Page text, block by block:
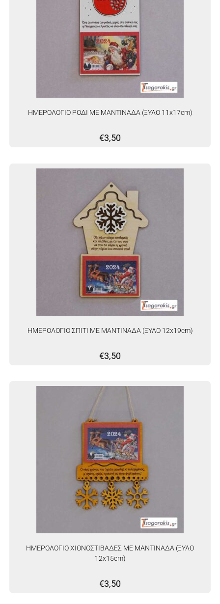
ΗΜΕΡΟΛΟΓΙΟ ΡΟΔΙ ΜΕ ΜΑΝΤΙΝΑΔΑ (ΞΥΛΟ 11x17cm)
€3,50
ΗΜΕΡΟΛΟΓΙΟ ΣΠΙΤΙ ΜΕ ΜΑΝΤΙΝΑΔΑ (ΞΥΛΟ 12x19cm)
€3,50
ΗΜΕΡΟΛΟΓΙΟ ΧΙΟΝΟΣΤΙΒΑΔΕΣ ΜΕ ΜΑΝΤΙΝΑΔΑ (ΞΥΛΟ
12x15cm)
€3,50